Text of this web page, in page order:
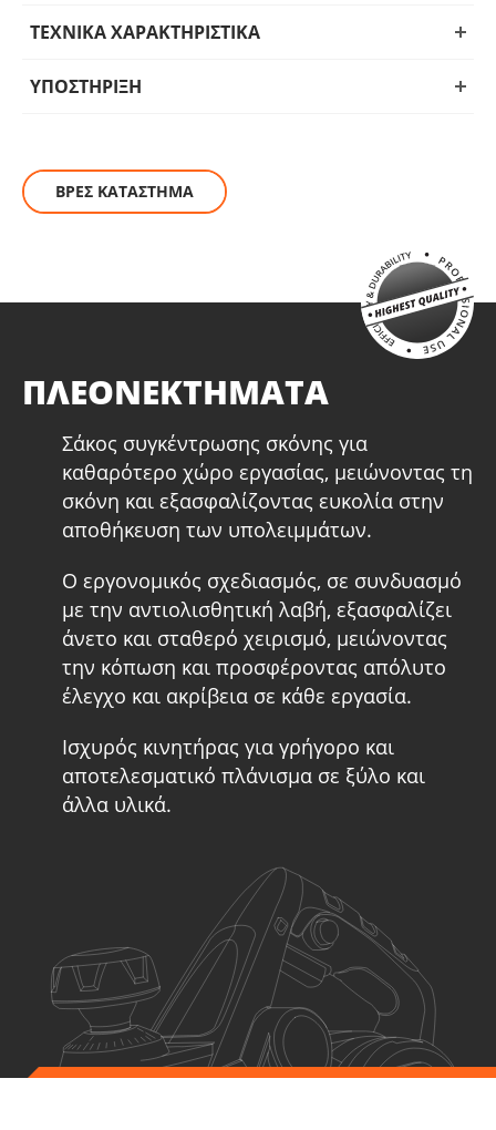
ΤΕΧΝΙΚΑ ΧΑΡΑΚΤΗΡΙΣΤΙΚΑ
ΥΠΟΣΤΗΡΙΞΗ
ΒΡΕΣ ΚΑΤΑΣΤΗΜΑ
ΠΛΕΟΝΕΚΤΗΜΑΤΑ
Σάκος συγκέντρωσης σκόνης για
καθαρότερο χώρο εργασίας, μειώνοντας τη
σκόνη και εξασφαλίζοντας ευκολία στην
αποθήκευση των υπολειμμάτων.
Ο εργονομικός σχεδιασμός, σε συνδυασμό
με την αντιολισθητική λαβή, εξασφαλίζει
άνετο και σταθερό χειρισμό, μειώνοντας
την κόπωση και προσφέροντας απόλυτο
έλεγχο και ακρίβεια σε κάθε εργασία.
Ισχυρός κινητήρας για γρήγορο και
αποτελεσματικό πλάνισμα σε ξύλο και
άλλα υλικά.